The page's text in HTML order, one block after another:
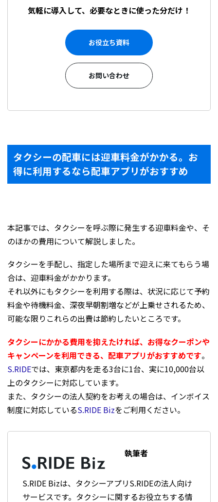
気軽に導入して、必要なときに使った分だけ！
お問い合わせ
お役立ち資料
タクシーの配車には迎車料金がかかる。お
得に利用するなら配車アプリがおすすめ
本記事では、タクシーを呼ぶ際に発生する迎車料金や、そ
のほかの費用について解説しました。
タクシーを手配し、指定した場所まで迎えに来てもらう場
合は、迎車料金がかかります。
それ以外にもタクシーを利用する際は、状況に応じて予約
料金や待機料金、深夜早朝割増などが上乗せされるため、
可能な限りこれらの出費は節約したいところです。
タクシーにかかる費用を抑えたければ、お得なクーポンや
キャンペーンを利用できる、配車アプリがおすすめです。
S.RIDEでは、東京都内を走る3台に1台、実に10,000台以
上のタクシーに対応しています。
また、タクシーの法人契約をお考えの場合は、インボイス
制度に対応しているS.RIDE Bizをご利用ください。
執筆者
S.RIDE Bizは、タクシーアプリS.RIDEの法人向け
サービスです。タクシーに関するお役立ちする情